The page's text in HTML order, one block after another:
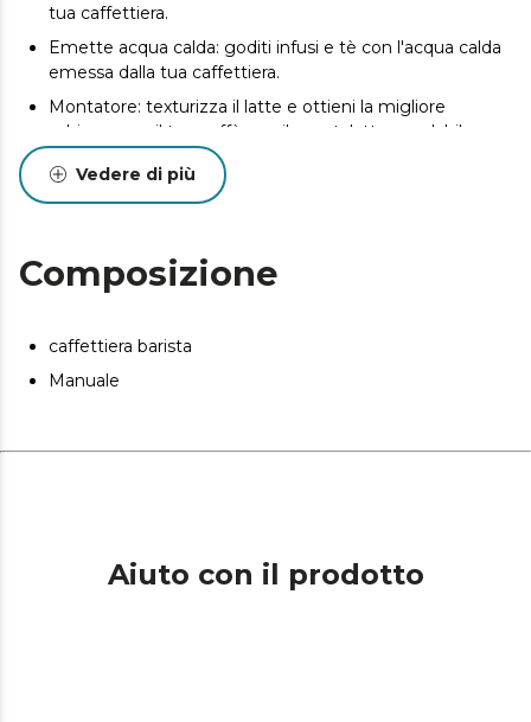
tua caffettiera.
Emette acqua calda: goditi infusi e tè con l'acqua calda
emessa dalla tua caffettiera.
Montatore: texturizza il latte e ottieni la migliore
schiuma per il tuo caffè con il montalatte regolabile con
Riscaldamento rapido: con il suo sistema di
ottenere il miglior caffè.
Vedere di più
Composizione
caffettiera barista
Manuale
Aiuto con il prodotto